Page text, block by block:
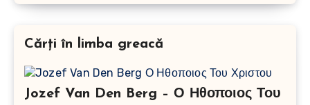
Cărți în limba greacă
Jozef Van Den Berg – Ο Ηθοποιος Του